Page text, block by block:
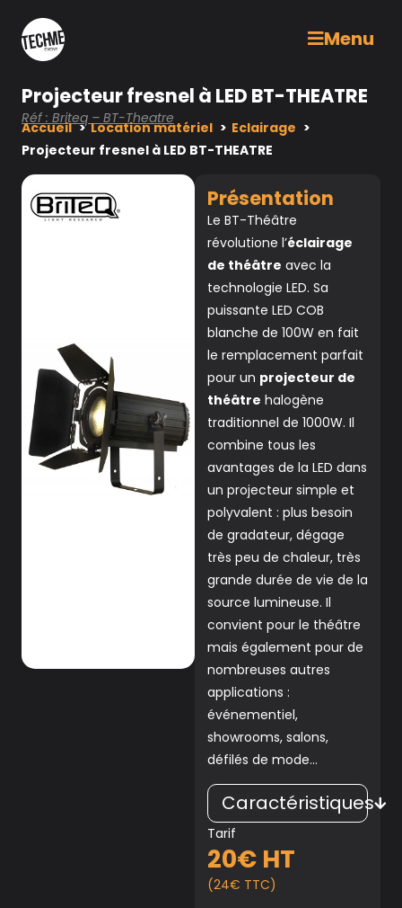
Menu
Projecteur fresnel à LED BT-THEATRE
Réf : Briteq – BT-Theatre
Accueil Location matériel
Eclairage
Projecteur fresnel à LED BT-THEATRE
Présentation
Le BT-Théâtre
révolutione l’éclairage
de théâtre avec la
technologie LED. Sa
puissante LED COB
blanche de 100W en fait
le remplacement parfait
pour un projecteur de
théâtre halogène
traditionnel de 1000W. Il
combine tous les
avantages de la LED dans
un projecteur simple et
polyvalent : plus besoin
de gradateur, dégage
très peu de chaleur, très
grande durée de vie de la
source lumineuse. Il
convient pour le théâtre
mais également pour de
nombreuses autres
applications :
événementiel,
showrooms, salons,
défilés de mode…
Caractéristiques
Tarif
20€ HT
(24€ TTC)